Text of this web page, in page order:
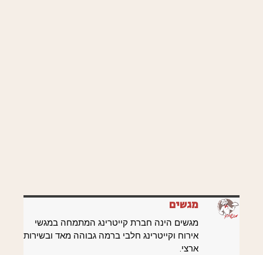
מגשים
מגשים הינה חברת קייטרינג המתמחה במגשי
אירוח וקייטרינג חלבי ברמה גבוהה מאד ובשירות
ארצי.